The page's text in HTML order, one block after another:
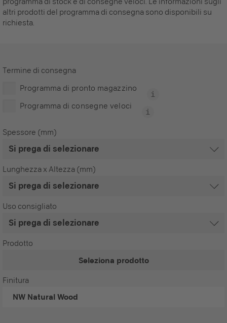
altri prodotti del programma di consegna sono disponibili su
richiesta.
Termine di consegna
Programma di pronto magazzino
Programma di consegne veloci
Spessore (mm)
Lunghezza x Altezza (mm)
Uso consigliato
Prodotto
Seleziona prodotto
Finitura
NW Natural Wood